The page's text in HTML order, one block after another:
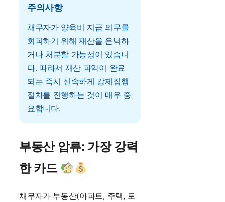
주의사항
채무자가 양육비 지급 의무를
회피하기 위해 재산을 은닉하
거나 처분할 가능성이 있습니
다. 따라서 재산 파악이 완료
되는 즉시 신속하게 강제집행
절차를 진행하는 것이 매우 중
요합니다.
부동산 압류: 가장 강력
한 카드
채무자가 부동산(아파트, 주택, 토